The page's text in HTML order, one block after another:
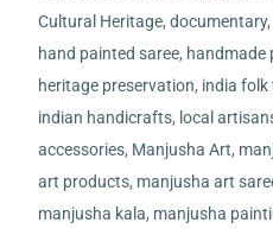
Cultural Heritage, documentary,
hand painted saree, handmade
heritage preservation, india
indian handicrafts, local
accessories, Manjusha Art,
art products, manjusha art
manjusha kala, manjusha